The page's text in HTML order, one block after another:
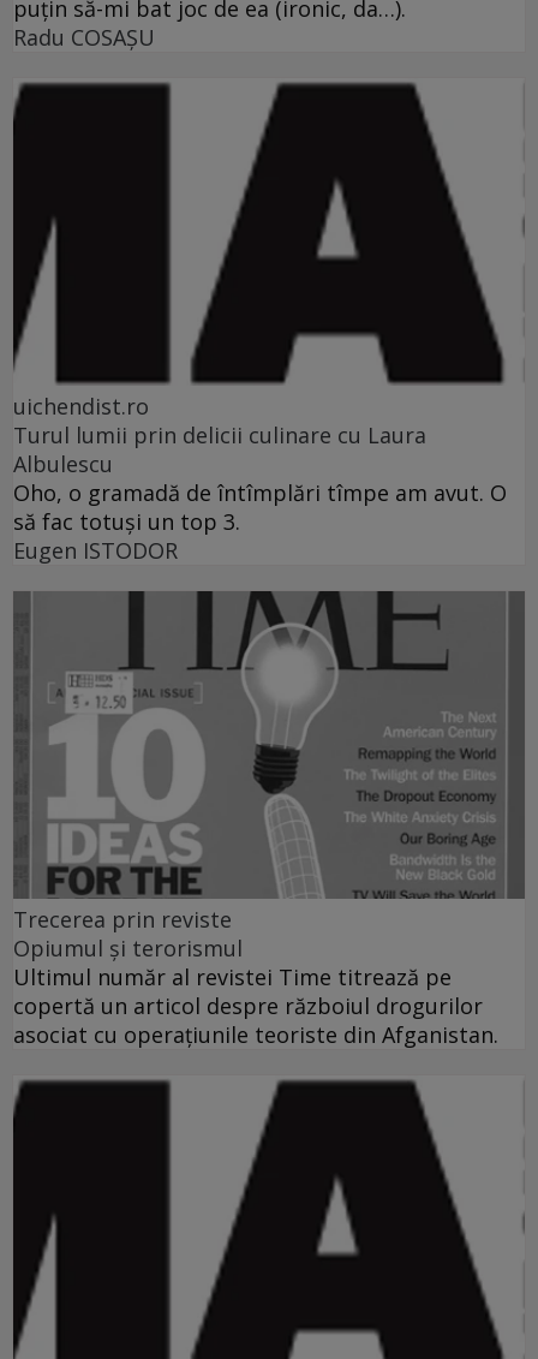
puţin să-mi bat joc de ea (ironic, da…).
Radu COSAŞU
uichendist.ro
Turul lumii prin delicii culinare cu Laura
Albulescu
Oho, o gramadă de întîmplări tîmpe am avut. O
să fac totuşi un top 3.
Eugen ISTODOR
Trecerea prin reviste
Opiumul şi terorismul
Ultimul număr al revistei Time titrează pe
copertă un articol despre războiul drogurilor
asociat cu operaţiunile teoriste din Afganistan.